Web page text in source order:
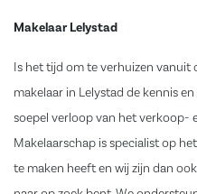
Makelaar Lelystad
Is het tijd om te verhuizen vanuit
makelaar in Lelystad de kennis
soepel verloop van het verkoop-
Makelaarschap is specialist op
te maken heeft en wij zijn dan